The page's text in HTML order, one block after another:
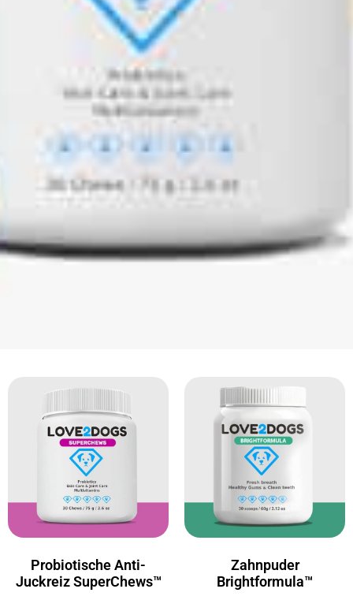
Probiotische Anti-
Juckreiz SuperChews™
Zahnpuder
Brightformula™